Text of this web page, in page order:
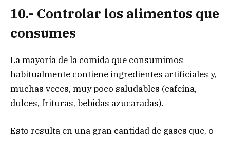
10.- Controlar los alimentos que
consumes
La mayoría de la comida que consumimos
habitualmente contiene ingredientes artificiales y,
muchas veces, muy poco saludables (cafeína,
dulces, frituras, bebidas azucaradas).
Esto resulta en una gran cantidad de gases que, o